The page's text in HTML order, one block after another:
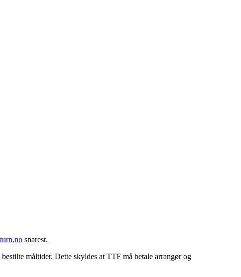
snarest.
måltider. Dette skyldes at TTF må betale arrangør og